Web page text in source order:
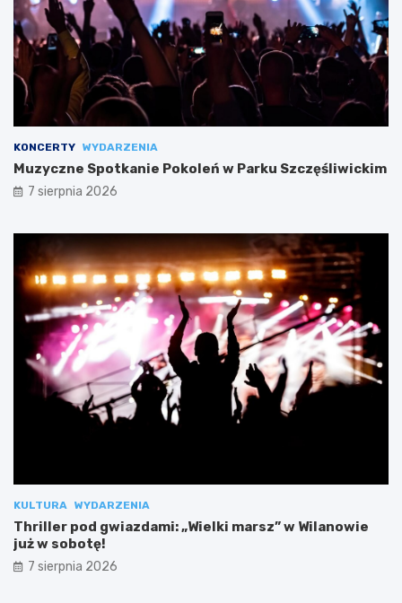
KONCERTY WYDARZENIA
Muzyczne Spotkanie Pokoleń w Parku Szczęśliwickim
7 sierpnia 2026
KULTURA WYDARZENIA
Thriller pod gwiazdami: „Wielki marsz” w Wilanowie
już w sobotę!
7 sierpnia 2026